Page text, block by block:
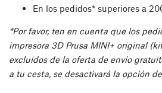
En los pedidos* superiores a
*Por favor, ten en cuenta que los
impresora 3D Prusa MINI+ original
excluidos de la oferta de envío
a tu cesta, se desactivará la opción